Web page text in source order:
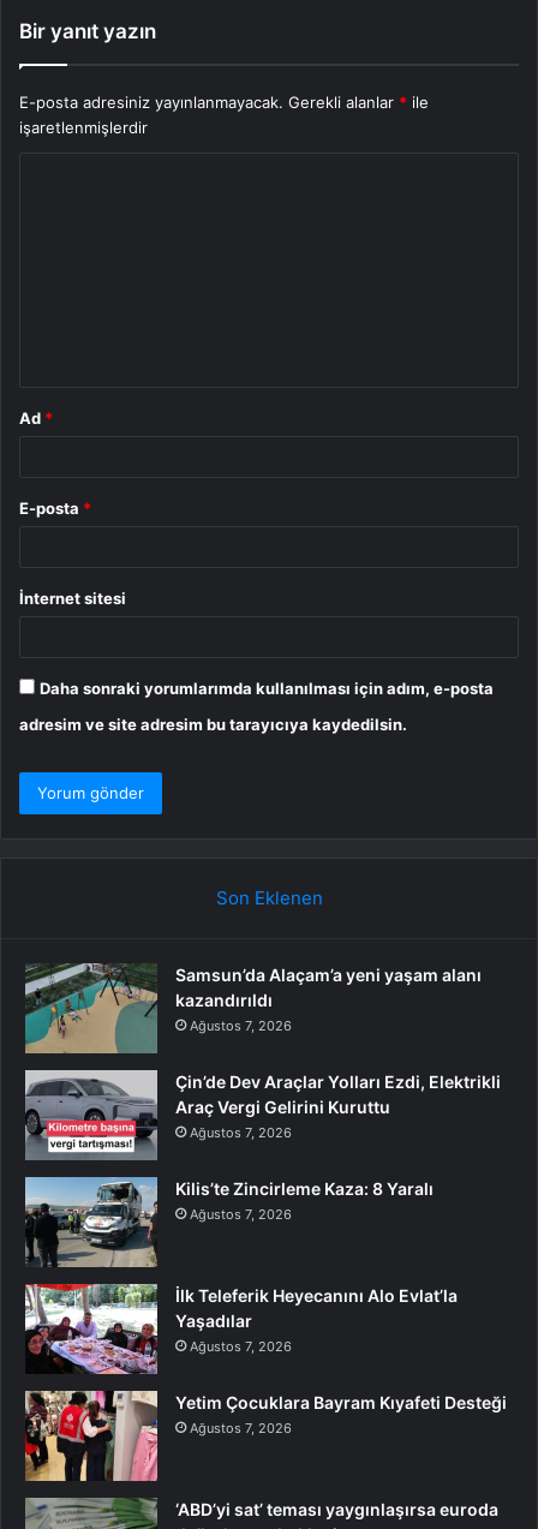
Bir yanıt yazın
E-posta adresiniz yayınlanmayacak. Gerekli alanlar * ile
işaretlenmişlerdir
Ad *
E-posta *
İnternet sitesi
Daha sonraki yorumlarımda kullanılması için adım, e-posta
adresim ve site adresim bu tarayıcıya kaydedilsin.
Son Eklenen
Samsun’da Alaçam’a yeni yaşam alanı
kazandırıldı
Ağustos 7, 2026
Çin’de Dev Araçlar Yolları Ezdi, Elektrikli
Araç Vergi Gelirini Kuruttu
Ağustos 7, 2026
Kilis’te Zincirleme Kaza: 8 Yaralı
Ağustos 7, 2026
İlk Teleferik Heyecanını Alo Evlat’la
Yaşadılar
Ağustos 7, 2026
Yetim Çocuklara Bayram Kıyafeti Desteği
Ağustos 7, 2026
‘ABD’yi sat’ teması yaygınlaşırsa euroda